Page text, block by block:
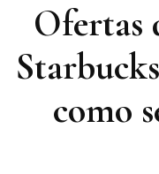
Ofertas
como